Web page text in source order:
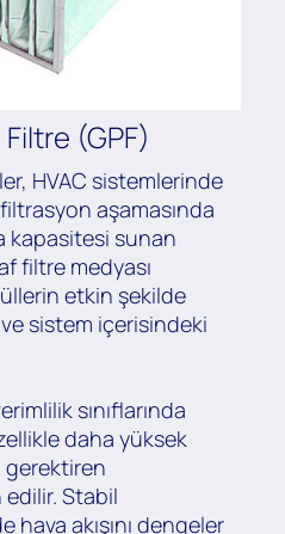
(GPF)
HVAC sistemlerinde
aşamasında
kapasitesi sunan
filtre medyası
etkin şekilde
ve sistem içerisindeki
sınıflarında
daha yüksek
Stabil
hava akışını dengeler